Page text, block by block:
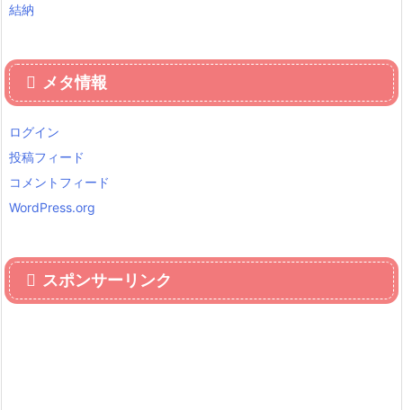
結納
メタ情報
ログイン
投稿フィード
コメントフィード
WordPress.org
スポンサーリンク